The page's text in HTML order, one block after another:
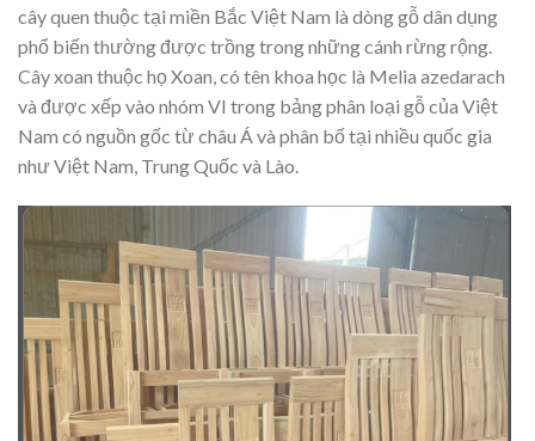
cây quen thuộc tại miền Bắc Việt Nam là dòng gỗ dân dụng
phổ biến thường được trồng trong những cánh rừng rộng.
Cây xoan thuộc họ Xoan, có tên khoa học là Melia azedarach
và được xếp vào nhóm VI trong bảng phân loại gỗ của Việt
Nam có nguồn gốc từ châu Á và phân bố tại nhiều quốc gia
như Việt Nam, Trung Quốc và Lào.